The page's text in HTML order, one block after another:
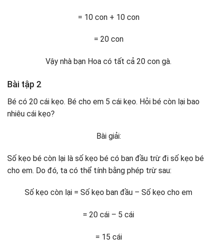
= 10 con + 10 con
= 20 con
Vậy nhà bạn Hoa có tất cả 20 con gà.
Bài tập 2
Bé có 20 cái kẹo. Bé cho em 5 cái kẹo. Hỏi bé còn lại bao
nhiêu cái kẹo?
Bài giải:
Số kẹo bé còn lại là số kẹo bé có ban đầu trừ đi số kẹo bé
cho em. Do đó, ta có thể tính bằng phép trừ sau:
Số kẹo còn lại = Số kẹo ban đầu – Số kẹo cho em
= 20 cái – 5 cái
= 15 cái